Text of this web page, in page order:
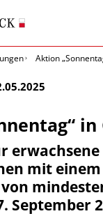
Aktion
mit einem
September